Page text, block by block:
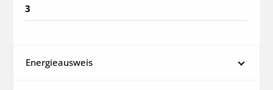
3
Energieausweis